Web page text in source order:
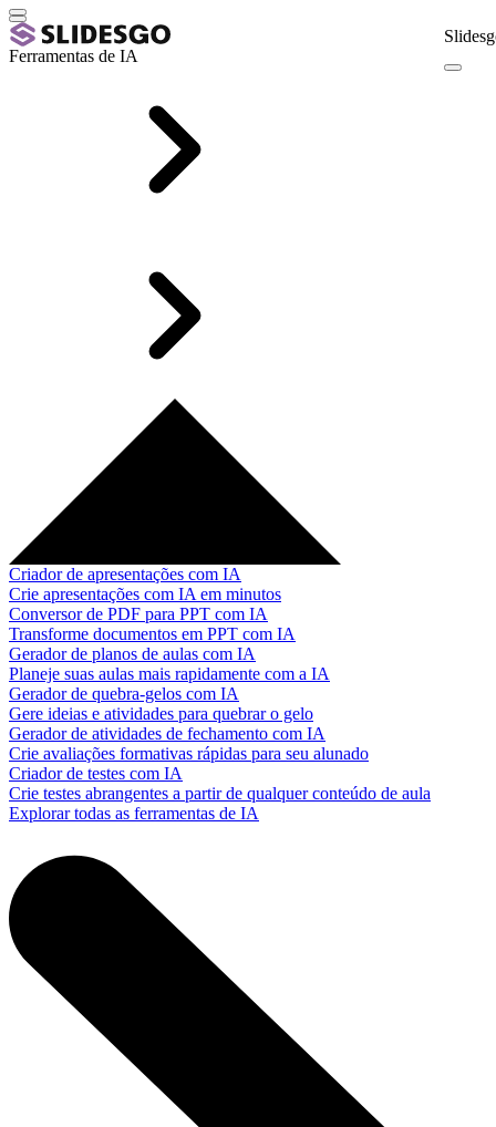
Ferramentas de IA
Criador de apresentações com IA
Crie apresentações com IA em minutos
Conversor de PDF para PPT com IA
Transforme documentos em PPT com IA
Gerador de planos de aulas com IA
Planeje suas aulas mais rapidamente com a IA
Gerador de quebra-gelos com IA
Gere ideias e atividades para quebrar o gelo
Gerador de atividades de fechamento com IA
Crie avaliações formativas rápidas para seu alunado
Criador de testes com IA
Crie testes abrangentes a partir de qualquer conteúdo de aula
Explorar todas as ferramentas de IA